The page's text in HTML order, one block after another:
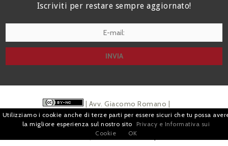
Iscriviti per restare sempre aggiornato!
| Avv. Giacomo Romano |
Piazza di Campitelli, 2 - 00186 Roma | P.I.
Pubblicità ePrivacy
Utilizziamo i cookie anche di terze parti per essere sicuri che tu possa
la migliore esperienza sul nostro sito
Privacy e Informativa sui
Cookie
OK